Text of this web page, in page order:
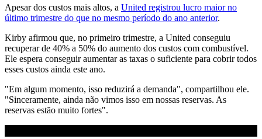
Apesar dos custos mais altos, a United registrou lucro maior no
último trimestre do que no mesmo período do ano anterior.
Kirby afirmou que, no primeiro trimestre, a United conseguiu
recuperar de 40% a 50% do aumento dos custos com combustível.
Ele espera conseguir aumentar as taxas o suficiente para cobrir todos
esses custos ainda este ano.
"Em algum momento, isso reduzirá a demanda", compartilhou ele.
"Sinceramente, ainda não vimos isso em nossas reservas. As
reservas estão muito fortes".